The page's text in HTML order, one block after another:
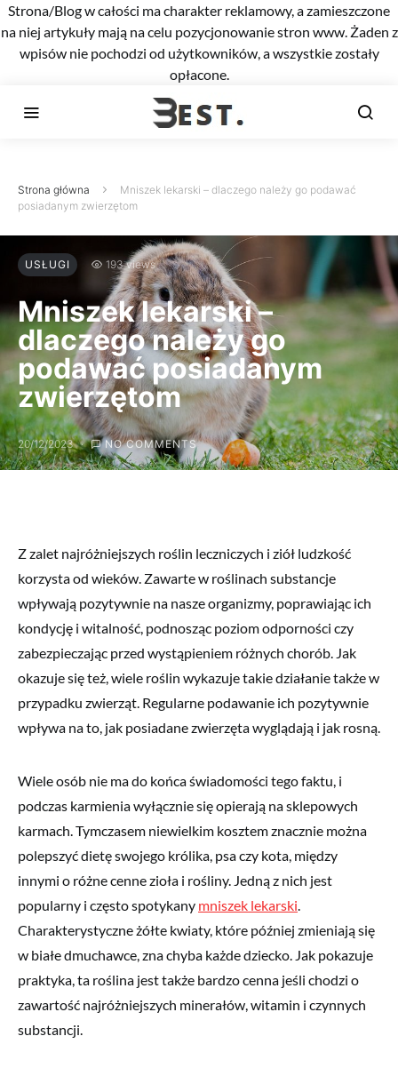
Strona/Blog w całości ma charakter reklamowy, a zamieszczone
na niej artykuły mają na celu pozycjonowanie stron www. Żaden z
wpisów nie pochodzi od użytkowników, a wszystkie zostały
opłacone.
Strona główna
Mniszek lekarski – dlaczego należy go podawać
posiadanym zwierzętom
USŁUGI 193 views
Mniszek lekarski –
dlaczego należy go
podawać posiadanym
zwierzętom
20/12/2023 NO COMMENTS
Z zalet najróżniejszych roślin leczniczych i ziół ludzkość
korzysta od wieków. Zawarte w roślinach substancje
wpływają pozytywnie na nasze organizmy, poprawiając ich
kondycję i witalność, podnosząc poziom odporności czy
zabezpieczając przed wystąpieniem różnych chorób. Jak
okazuje się też, wiele roślin wykazuje takie działanie także w
przypadku zwierząt. Regularne podawanie ich pozytywnie
wpływa na to, jak posiadane zwierzęta wyglądają i jak rosną.
Wiele osób nie ma do końca świadomości tego faktu, i
podczas karmienia wyłącznie się opierają na sklepowych
karmach. Tymczasem niewielkim kosztem znacznie można
polepszyć dietę swojego królika, psa czy kota, między
innymi o różne cenne zioła i rośliny. Jedną z nich jest
popularny i często spotykany mniszek lekarski.
Charakterystyczne żółte kwiaty, które później zmieniają się
w białe dmuchawce, zna chyba każde dziecko. Jak pokazuje
praktyka, ta roślina jest także bardzo cenna jeśli chodzi o
zawartość najróżniejszych minerałów, witamin i czynnych
substancji.